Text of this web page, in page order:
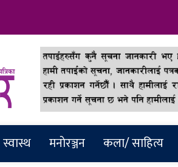
स्वास्थ मनाेरञ्जन कला/ साहित्य